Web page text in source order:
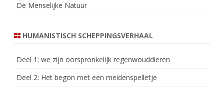
De Menselijke Natuur
HUMANISTISCH SCHEPPINGSVERHAAL
Deel 1: we zijn oorspronkelijk regenwouddieren
Deel 2: Het begon met een meidenspelletje